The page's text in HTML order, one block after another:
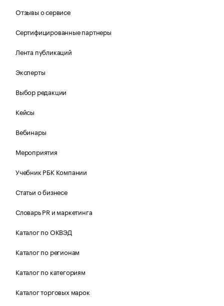
Отзывы о сервисе
Сертифицированные партнеры
Лента публикаций
Эксперты
Выбор редакции
Кейсы
Вебинары
Мероприятия
Учебник РБК Компании
Статьи о бизнесе
Словарь PR и маркетинга
Каталог по ОКВЭД
Каталог по регионам
Каталог по категориям
Каталог торговых марок